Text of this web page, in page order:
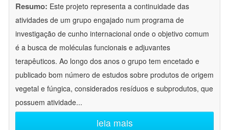
Resumo: Este projeto representa a continuidade das
atividades de um grupo engajado num programa de
investigação de cunho internacional onde o objetivo comum
é a busca de moléculas funcionais e adjuvantes
terapêuticos. Ao longo dos anos o grupo tem encetado e
publicado bom número de estudos sobre produtos de origem
vegetal e fúngica, considerados resíduos e subprodutos, que
possuem atividade...
leia mais